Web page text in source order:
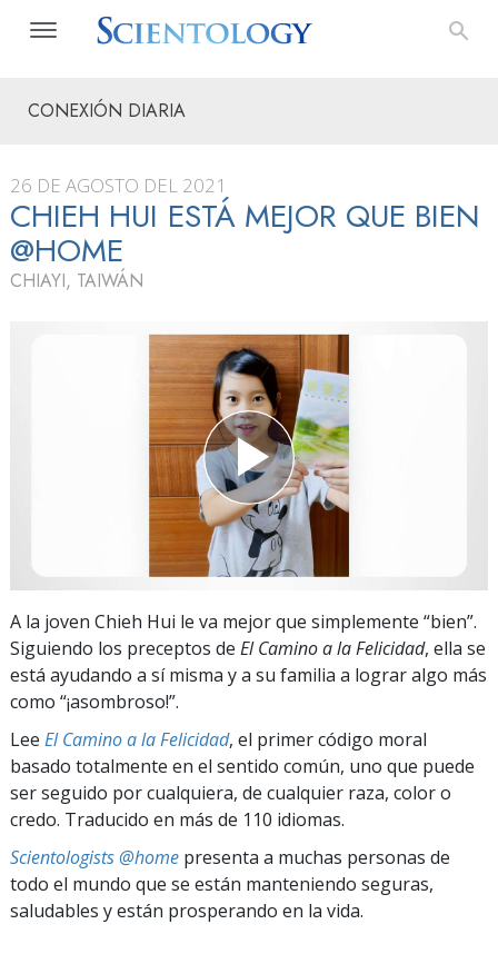
CONEXIÓN DIARIA
26 DE AGOSTO DEL 2021
CHIEH HUI ESTÁ MEJOR QUE BIEN
@HOME
CHIAYI, TAIWÁN
A la joven Chieh Hui le va mejor que simplemente “bien”.
Siguiendo los preceptos de El Camino a la Felicidad, ella se
está ayudando a sí misma y a su familia a lograr algo más
como “¡asombroso!”.
Lee El Camino a la Felicidad, el primer código moral
basado totalmente en el sentido común, uno que puede
ser seguido por cualquiera, de cualquier raza, color o
credo. Traducido en más de 110 idiomas.
Scientologists @home presenta a muchas personas de
todo el mundo que se están manteniendo seguras,
saludables y están prosperando en la vida.